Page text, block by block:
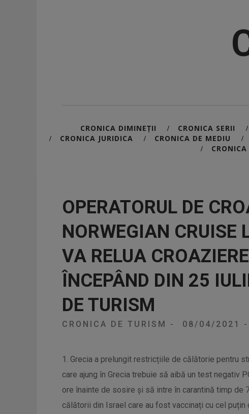
CRONICA DIMINEȚII / CRONICA SERII /
/ CRONICA JURIDICA / CRONICA DE MEDIU /
/
OPERATORUL DE
NORWEGIAN CRUISE
VA RELUA
ÎNCEPÂND DIN 25
DE TURISM
CRONICA DE TURISM - 08/04/2021 -
1. Grecia a prelungit restricțiile de călătorie pentru
care ajung în Grecia trebuie să aibă un test negativ
ore înainte de sosire și să intre în carantină timp
călătorii din Israel care au fost vaccinați cu cel